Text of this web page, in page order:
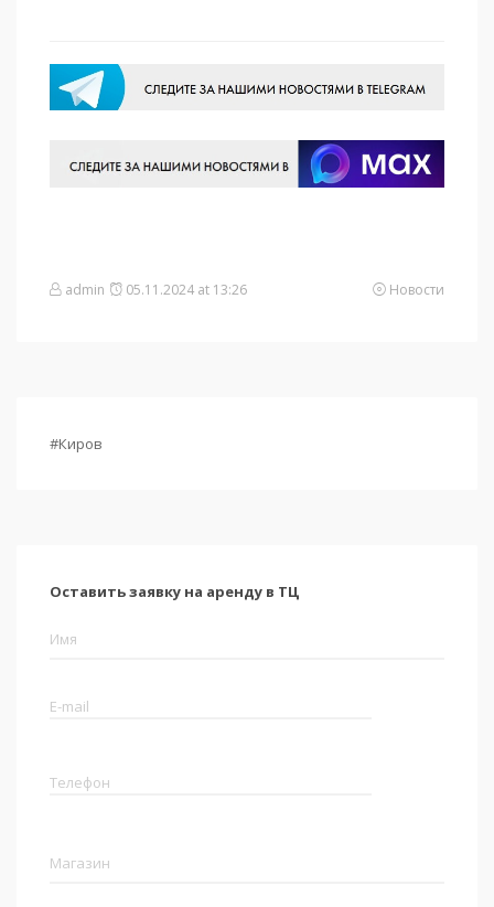
admin 05.11.2024 at 13:26 Новости
#Киров
Оставить заявку на аренду в ТЦ